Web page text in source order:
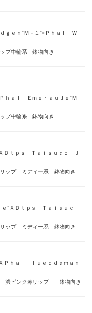
ｅｎ”Ｍ－１”×Ｐｈａｌ Ｗ
プ中輪系 鉢物向き
ｈａｌ Ｅｍｅｒａｕｄｅ”Ｍ
中輪系 鉢物向き
Ｄｔｐｓ Ｔａｉｓｕｃｏ Ｊ
プ ミディー系 鉢物向き
”ＸＤｔｐｓ Ｔａｉｓｕｃ
ップ ミディー系 鉢物向き
Ｐｈａｌ ｌｕｅｄｄｅｍａｎ
ピンク赤リップ 鉢物向き